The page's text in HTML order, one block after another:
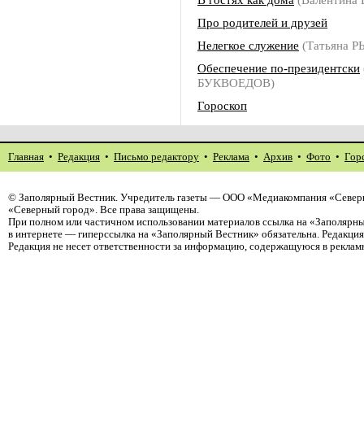
Про родителей и друзей
Нелегкое служение (Татьяна
Обеспечение по-президентски
БУКВОЕДОВ)
Гороскоп
Главная • Редакция • Письмо редактору • Реклама • Архив • Фото •
© Заполярный Вестник. Учредитель газеты — ООО «Медиакомпания
«Северный город». Все права защищены.
При полном или частичном использовании материалов ссылка на
в интернете — гиперссылка на «Заполярный Вестник» обязательна.
Редакция не несет ответственности за информацию, содержащуюся в